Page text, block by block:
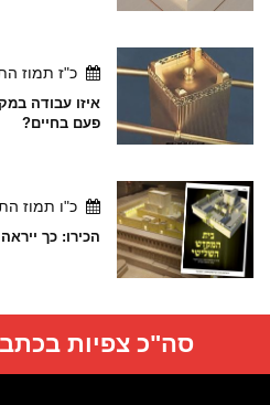
כ"ז תמוז
איזו עבודה
פעם בחיים?
כ"ו תמוז
הכירו: כך
סה"כ צפיות